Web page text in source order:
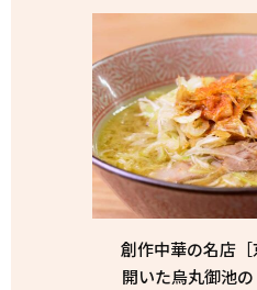
創作中華の名店
開いた烏丸御池